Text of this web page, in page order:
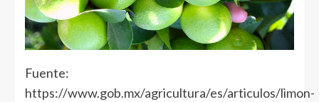
Fuente:
https://www.gob.mx/agricultura/es/articulos/limon-